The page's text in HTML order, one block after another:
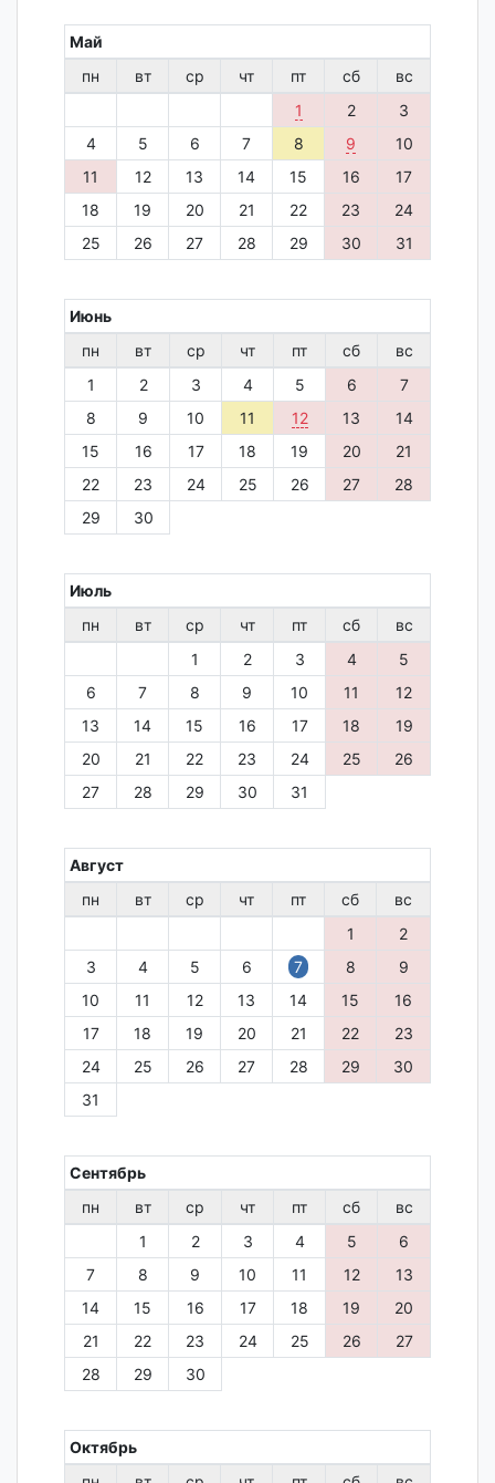
Май
пн
вт ср чт пт сб
вс
1
2
3
4
5 6 7 8 9
10
11
12 13 14 15 16
17
18
19 20 21 22 23
24
25
26 27 28 29 30 31
Июнь
пн
вт ср чт пт сб
вс
1
2 3 4 5 6
7
8
9 10 11 12 13
14
15
16 17 18 19 20
21
22
23 24 25 26 27
28
29
30
Июль
пн
вт ср чт пт сб
вс
1
2 3 4
5
6
7 8 9 10 11
12
13
14 15 16 17 18
19
20
21 22 23 24 25
26
27
28 29 30 31
Август
пн
вт ср чт пт сб
вс
1
2
3
4 5 6 7 8
9
10
11 12 13 14 15
16
17
18 19 20 21 22
23
24
25 26 27 28 29
30
31
Сентябрь
пн
вт ср чт пт сб
вс
1
2 3 4 5
6
7
8 9 10 11 12
13
14
15 16 17 18 19
20
21
22 23 24 25 26
27
28
29 30
Октябрь